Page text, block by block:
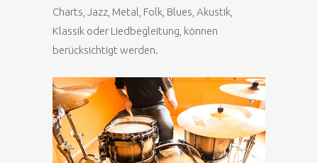
Charts, Jazz, Metal, Folk, Blues, Akustik,
Klassik oder Liedbegleitung, können
berücksichtigt werden.